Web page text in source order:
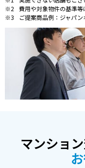
費用や対象物件の基準等
ご提案商品例：ジャパ
マンショ